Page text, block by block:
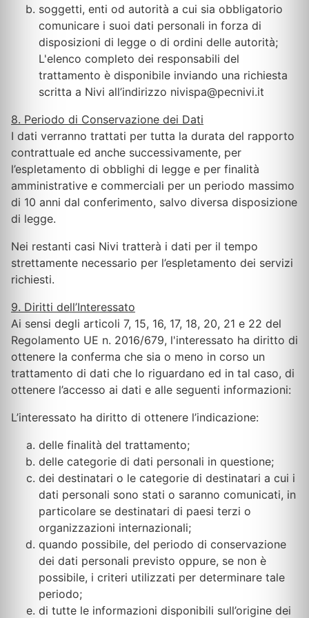
soggetti, enti od autorità a cui sia obbligatorio
comunicare i suoi dati personali in forza di
disposizioni di legge o di ordini delle autorità;
L'elenco completo dei responsabili del
trattamento è disponibile inviando una richiesta
scritta a Nivi all’indirizzo nivispa@pecnivi.it
8. Periodo di Conservazione dei Dati
I dati verranno trattati per tutta la durata del rapporto
contrattuale ed anche successivamente, per
l’espletamento di obblighi di legge e per finalità
amministrative e commerciali per un periodo massimo
di 10 anni dal conferimento, salvo diversa disposizione
di legge.
Nei restanti casi Nivi tratterà i dati per il tempo
strettamente necessario per l’espletamento dei servizi
richiesti.
9. Diritti dell’Interessato
Ai sensi degli articoli 7, 15, 16, 17, 18, 20, 21 e 22 del
Regolamento UE n. 2016/679, l'interessato ha diritto di
ottenere la conferma che sia o meno in corso un
trattamento di dati che lo riguardano ed in tal caso, di
ottenere l’accesso ai dati e alle seguenti informazioni:
L’interessato ha diritto di ottenere l’indicazione:
delle finalità del trattamento;
delle categorie di dati personali in questione;
dei destinatari o le categorie di destinatari a cui i
dati personali sono stati o saranno comunicati, in
particolare se destinatari di paesi terzi o
organizzazioni internazionali;
quando possibile, del periodo di conservazione
dei dati personali previsto oppure, se non è
possibile, i criteri utilizzati per determinare tale
periodo;
di tutte le informazioni disponibili sull’origine dei